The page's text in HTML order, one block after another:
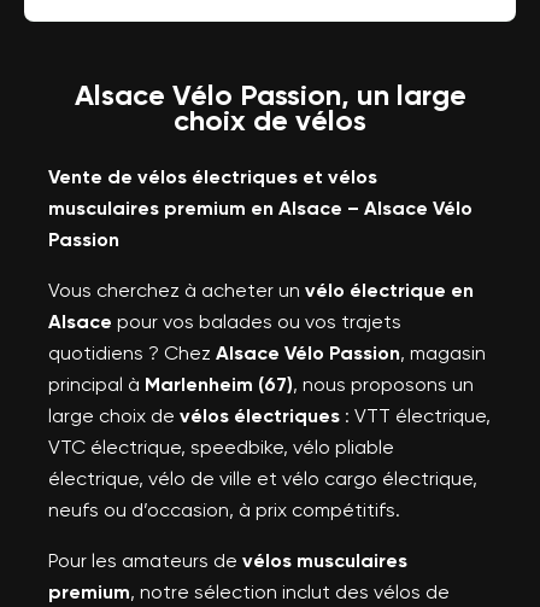
Alsace Vélo Passion, un large
choix de vélos
Vente de vélos électriques et vélos
musculaires premium en Alsace – Alsace Vélo
Passion
Vous cherchez à acheter un vélo électrique en
Alsace pour vos balades ou vos trajets
quotidiens ? Chez Alsace Vélo Passion, magasin
principal à Marlenheim (67), nous proposons un
large choix de vélos électriques : VTT électrique,
VTC électrique, speedbike, vélo pliable
électrique, vélo de ville et vélo cargo électrique,
neufs ou d’occasion, à prix compétitifs.
Pour les amateurs de vélos musculaires
premium, notre sélection inclut des vélos de